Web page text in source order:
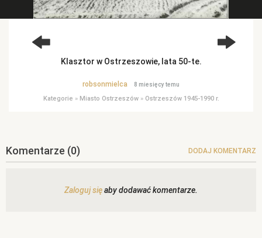
Klasztor w Ostrzeszowie, lata 50-te.
robsonmielca 8 miesięcy temu
Kategorie » Miasto Ostrzeszów» Ostrzeszów 1945-1990 r.
Komentarze (0) DODAJ KOMENTARZ
Zaloguj sięaby dodawać komentarze.